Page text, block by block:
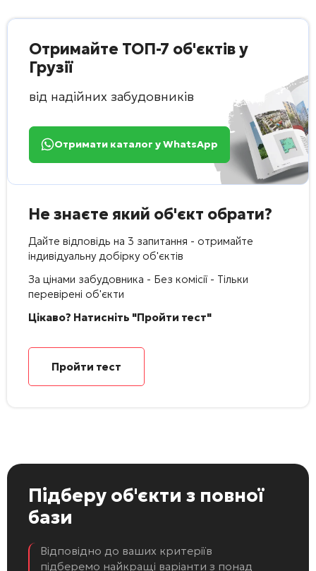
Отримайте ТОП-7 об'єктів у
Грузії
від надійних забудовників
Отримати каталог у WhatsApp
Не знаєте який об'єкт обрати?
Дайте відповідь на 3 запитання - отримайте
індивідуальну добірку об'єктів
За цінами забудовника - Без комісії - Тільки
перевірені об'єкти
Цікаво? Натисніть "Пройти тест"
Пройти тест
Підберу об'єкти з повної
бази
Відповідно до ваших критеріїв
підберемо найкращі варіанти з понад